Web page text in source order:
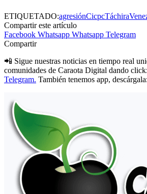
ETIQUETADO:agresiónCicpcTáchira
Compartir este artículo
Facebook Whatsapp Whatsapp Telegram
Compartir
📲 Sigue nuestras noticias en tiempo real
comunidades de Caraota Digital dando click:
Telegram. También tenemos app, descárgala: